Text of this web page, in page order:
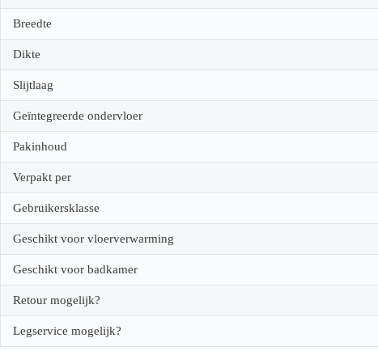
Breedte
Dikte
Slijtlaag
Geïntegreerde ondervloer
Pakinhoud
Verpakt per
Gebruikersklasse
Geschikt voor vloerverwarming
Geschikt voor badkamer
Retour mogelijk?
Legservice mogelijk?